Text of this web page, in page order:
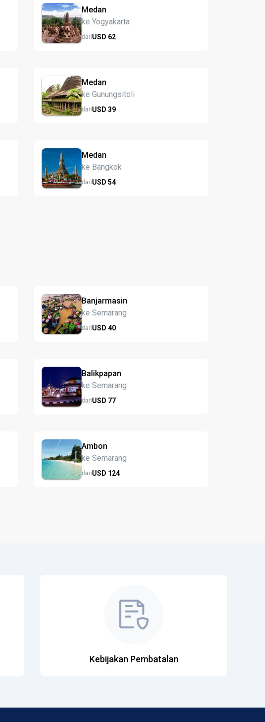
Medan
ke Yogyakarta
dariUSD 62
Medan
ke Gunungsitoli
dariUSD39
Medan
ke Bangkok
dariUSD54
Banjarmasin
ke Semarang
dariUSD40
Balikpapan
ke Semarang
dariUSD 77
Ambon
ke Semarang
dariUSD 124
Kebijakan Pembatalan